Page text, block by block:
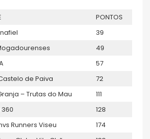
PONTOS
39
49
57
de Paiva
72
– Trutas do Mau
111
128
Runners Viseu
174